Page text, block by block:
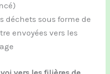
déchets sous forme de
envoyées vers les